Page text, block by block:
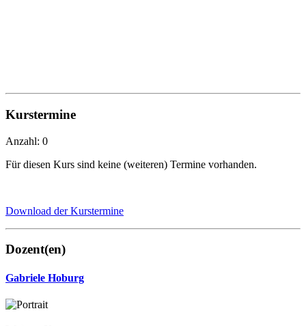
Kurstermine
Anzahl: 0
Für diesen Kurs sind keine (weiteren) Termine vorhanden.
Download der Kurstermine
Dozent(en)
Gabriele Hoburg